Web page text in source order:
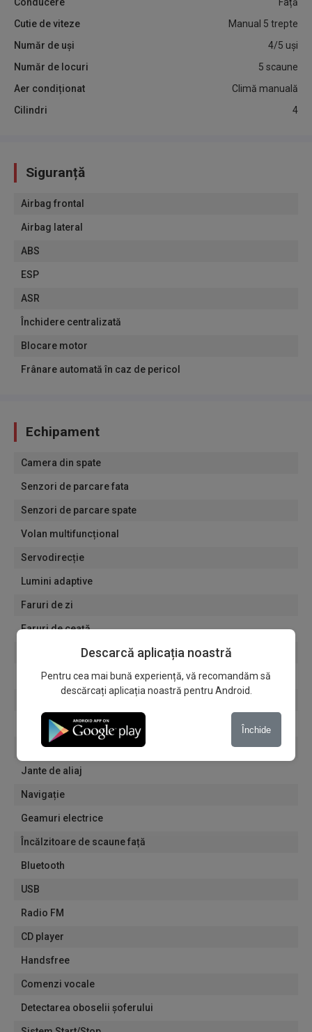
Cutie de viteze
Manual 5 trepte
Număr de uși
4/5 uși
Număr de locuri
5 scaune
Aer condiționat
Climă manuală
Cilindri
4
Siguranță
Airbag frontal
Airbag lateral
ABS
ESP
ASR
Închidere centralizată
Blocare motor
Frânare automată în caz de pericol
Echipament
Camera din spate
Senzori de parcare fata
Senzori de parcare spate
Volan multifuncțional
Servodirecție
Lumini adaptive
Faruri de zi
Faruri de ceață
Senzori de lumină
Senzori de ploaie
Computer de bord
Oglinzi electrice
Întunecarea automată a oglinzii interioare
Jante de aliaj
Navigație
Geamuri electrice
Încălzitoare de scaune față
Bluetooth
USB
Radio FM
CD player
Handsfree
Comenzi vocale
Detectarea oboselii șoferului
Descarcă aplicația noastră
Pentru cea mai bună experiență, vă recomandăm să
descărcați aplicația noastră pentru Android.
Închide